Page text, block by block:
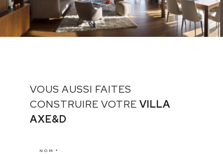
VOUS AUSSI FAITES
CONSTRUIRE VOTRE VILLA
AXE&D
NOM